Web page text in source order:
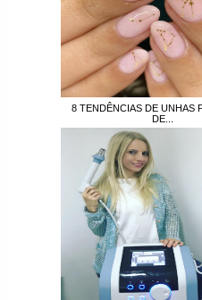
8 TENDÊNCIAS DE UNHAS
DE...